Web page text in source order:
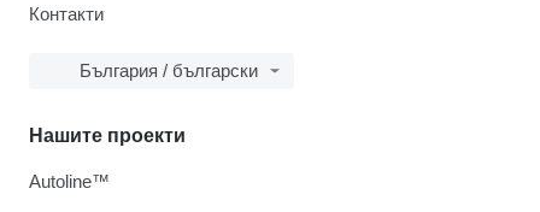
Контакти
България / български
Нашите проекти
Autoline™